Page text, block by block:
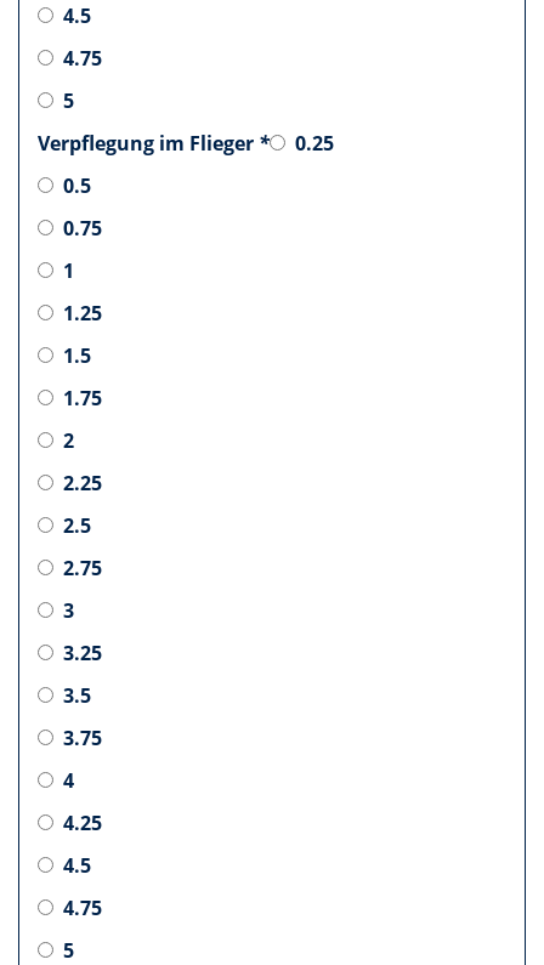
4.5
4.75
5
Verpflegung im Flieger *
0.25
0.5
0.75
1
1.25
1.5
1.75
2
2.25
2.5
2.75
3
3.25
3.5
3.75
4
4.25
4.5
4.75
5